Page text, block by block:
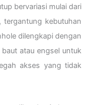
bervariasi mulai dari
kebutuhan
dilengkapi dengan
atau engsel untuk
akses yang tidak